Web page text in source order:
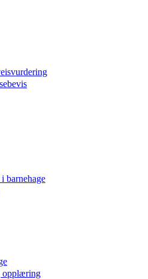
barnehage
opplæring